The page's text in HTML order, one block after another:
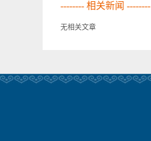
-------- 相关新闻 --------
无相关文章